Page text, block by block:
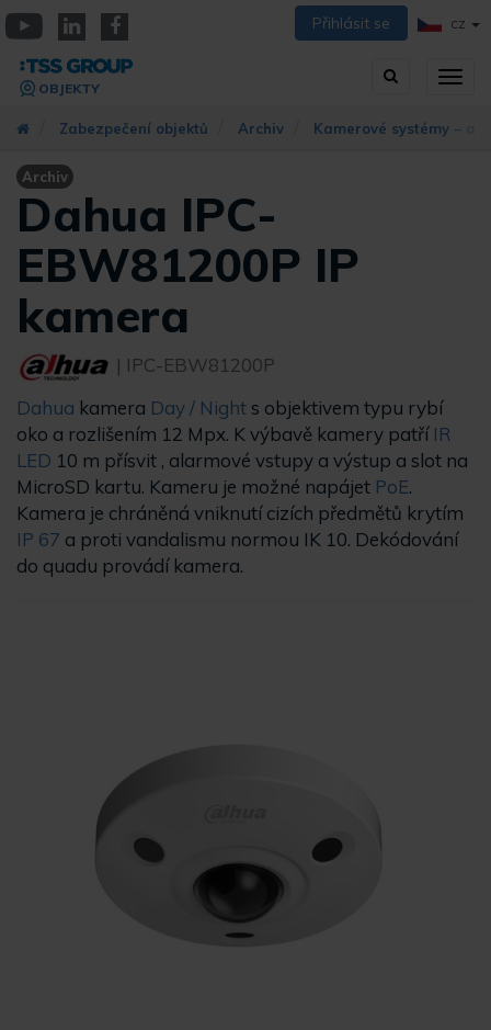
Přejít
k
hlavnímu
obsahu
Přihlásit se CZ
Vyhledávání
OBJEKTY
Zabezpečení objektů Archiv Kamerové systémy –
Archiv
Dahua IPC-
EBW81200P IP
kamera
| IPC-EBW81200P
Dahua kamera Day / Nights objektivem typu rybí
oko a rozlišením 12 Mpx. K výbavě kamery patří IR
LED 10 m přísvit , alarmové vstupy a výstup a slot na
MicroSD kartu. Kameru je možné napájet PoE.
Kamera je chráněná vniknutí cizích předmětů krytím
IP 67 a proti vandalismu normou IK 10. Dekódování
do quadu provádí kamera.